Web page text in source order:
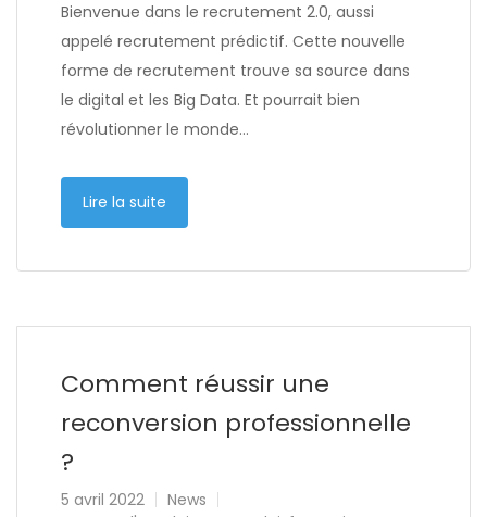
Bienvenue dans le recrutement 2.0, aussi
appelé recrutement prédictif. Cette nouvelle
forme de recrutement trouve sa source dans
le digital et les Big Data. Et pourrait bien
révolutionner le monde…
Lire la suite
Comment réussir une
reconversion professionnelle
?
5 avril 2022
News